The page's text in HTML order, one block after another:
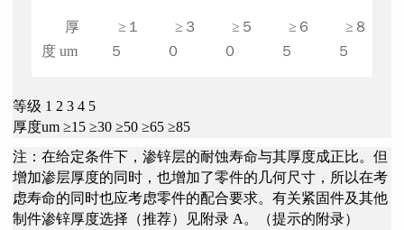
厚
度 um
≥１
５
≥３
０
≥５
０
≥６
５
≥８
５
等级 1 2 3 4 5
厚度um ≥15 ≥30 ≥50 ≥65 ≥85
注：在给定条件下，渗锌层的耐蚀寿命与其厚度成正比。但
增加渗层厚度的同时，也增加了零件的几何尺寸，所以在考
虑寿命的同时也应考虑零件的配合要求。有关紧固件及其他
制件渗锌厚度选择（推荐）见附录 A。（提示的附录）